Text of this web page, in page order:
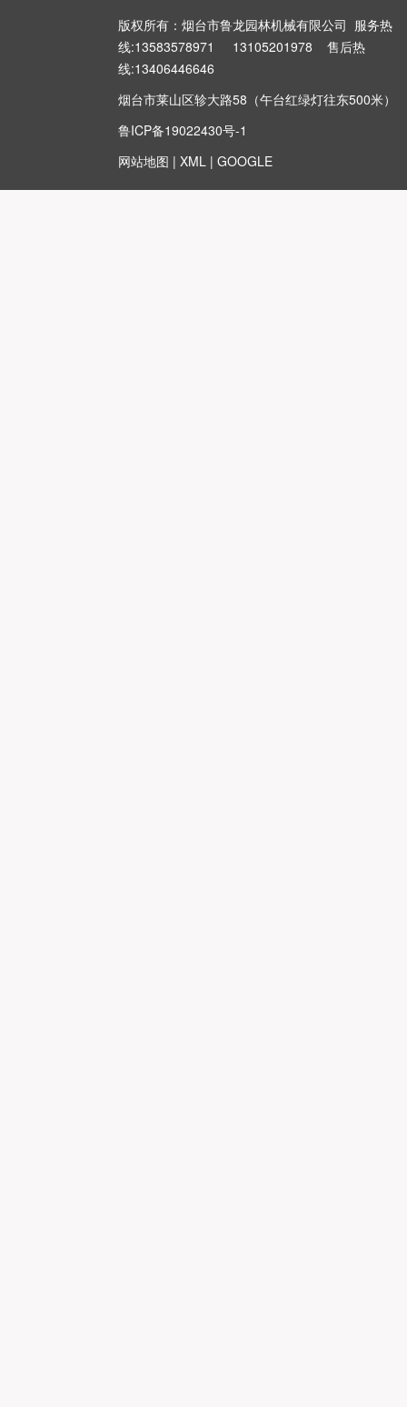
版权所有：烟台市鲁龙园林机械有限公司 服务热
线:13583578971 13105201978 售后热
线:13406446646
烟台市莱山区轸大路58（午台红绿灯往东500米）
鲁ICP备19022430号-1
网站地图 | XML | GOOGLE